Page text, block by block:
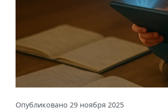
Опубликовано 29 ноября 2025